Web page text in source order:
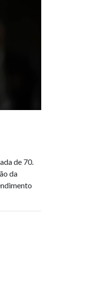
de 70.
da